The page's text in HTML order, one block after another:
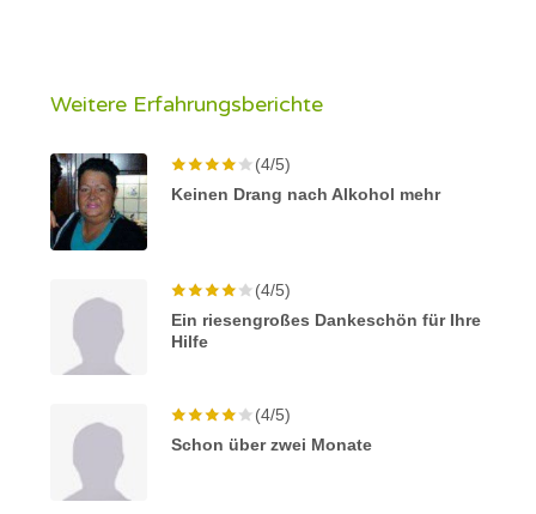
Weitere Erfahrungsberichte
(4/5)
Keinen Drang nach Alkohol mehr
(4/5)
Ein riesengroßes Dankeschön für Ihre
Hilfe
(4/5)
Schon über zwei Monate